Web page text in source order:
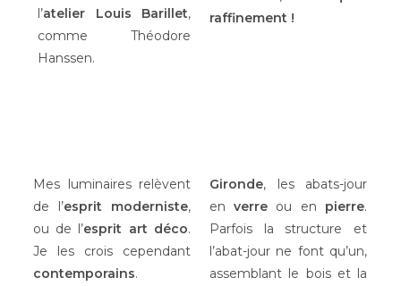
l’atelier Louis Barillet,
comme Théodore
Hanssen.
raffinement !
Mes luminaires relèvent
de l’esprit moderniste,
ou de l’esprit art déco.
Je les crois cependant
contemporains.
Gironde, les abats-jour
en verre ou en pierre.
Parfois la structure et
l’abat-jour ne font qu’un,
assemblant le bois et la